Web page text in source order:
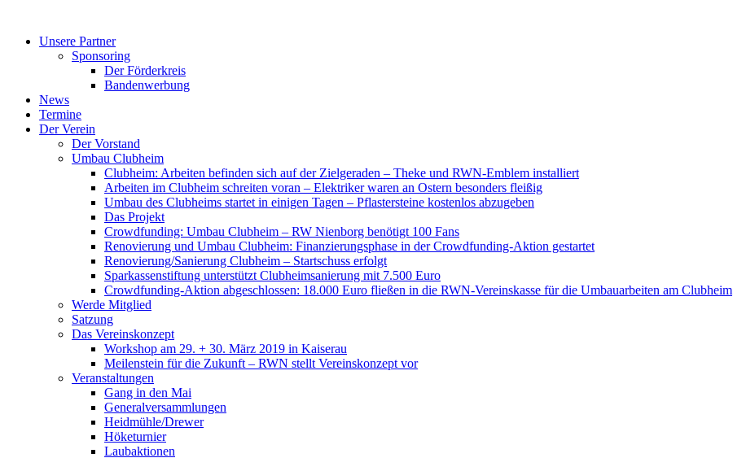
springenUnsere Partner
Sponsoring
Der Förderkreis
Bandenwerbung
News
Termine
Der Verein
Der Vorstand
Umbau Clubheim
Clubheim: Arbeiten befinden sich auf der Zielgeraden – Theke und RWN-Emblem installiert
Arbeiten im Clubheim schreiten voran – Elektriker waren an Ostern besonders fleißig
Umbau des Clubheims startet in einigen Tagen – Pflastersteine kostenlos abzugeben
Das Projekt
Crowdfunding: Umbau Clubheim – RW Nienborg benötigt 100 Fans
Renovierung und Umbau Clubheim: Finanzierungsphase in der Crowdfunding-Aktion gestartet
Renovierung/Sanierung Clubheim – Startschuss erfolgt
Sparkassenstiftung unterstützt Clubheimsanierung mit 7.500 Euro
Crowdfunding-Aktion abgeschlossen: 18.000 Euro fließen in die RWN-Vereinskasse für die Umbauarbeiten am Clubheim
Werde Mitglied
Satzung
Das Vereinskonzept
Workshop am 29. + 30. März 2019 in Kaiserau
Meilenstein für die Zukunft – RWN stellt Vereinskonzept vor
Veranstaltungen
Gang in den Mai
Generalversammlungen
Heidmühle/Drewer
Höketurnier
Laubaktionen